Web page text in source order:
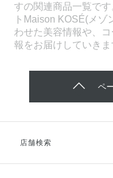
すの関連商品一覧で
トMaison KOSÉ(メゾ
わせた美容情報や、
報をお届けしていきま
ペ
店舗検索